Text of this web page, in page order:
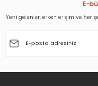
Ürün açıklamasında
E-
Yeni gelenler, erken erişim ve her